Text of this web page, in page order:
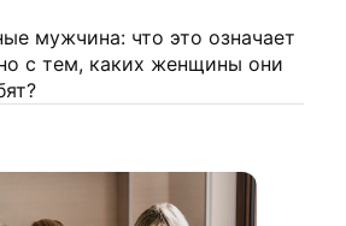
мужчина: что это означает
с тем, каких женщины они